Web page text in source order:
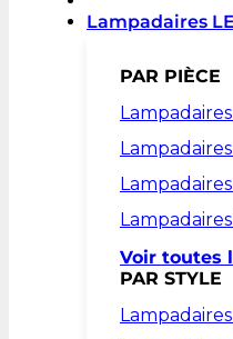
Lampadaires
PAR PIÈCE
Voir toutes
PAR STYLE